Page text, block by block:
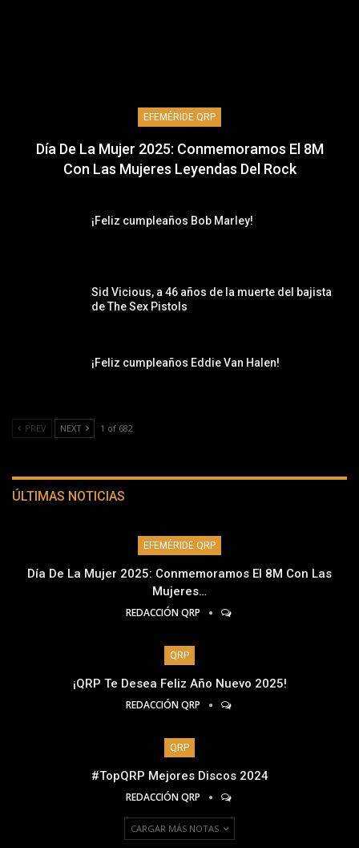
EFEMÉRIDE QRP
Día De La Mujer 2025: Conmemoramos El 8M
Con Las Mujeres Leyendas Del Rock
¡Feliz cumpleaños Bob Marley!
Sid Vicious, a 46 años de la muerte del bajista
de The Sex Pistols
¡Feliz cumpleaños Eddie Van Halen!
PREV NEXT 1 of 682
ÚLTIMAS NOTICIAS
EFEMÉRIDE QRP
Día De La Mujer 2025: Conmemoramos El 8M Con Las
Mujeres…
REDACCIÓN QRP
QRP
¡QRP Te Desea Feliz Año Nuevo 2025!
REDACCIÓN QRP
QRP
#TopQRP Mejores Discos 2024
REDACCIÓN QRP
CARGAR MÁS NOTAS